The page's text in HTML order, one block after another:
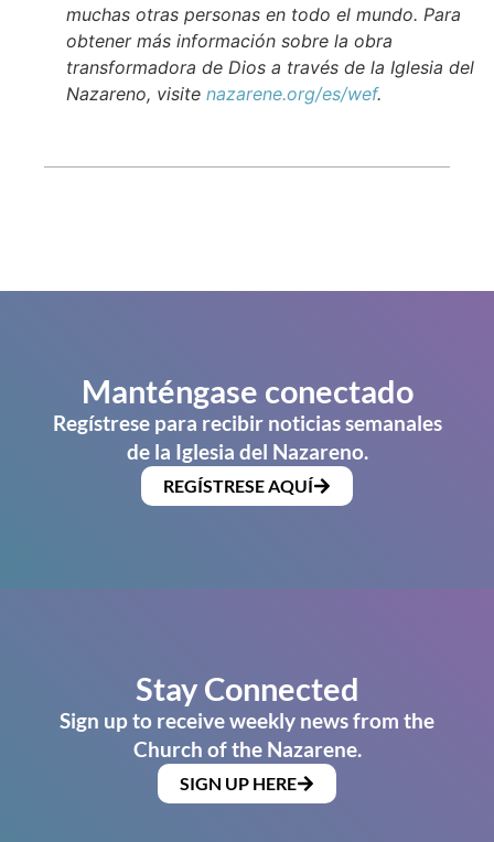
muchas otras personas en todo el mundo. Para
obtener más información sobre la obra
transformadora de Dios a través de la Iglesia del
Nazareno, visite nazarene.org/es/wef.
Manténgase conectado
Regístrese para recibir noticias semanales
de la Iglesia del Nazareno.
REGÍSTRESE AQUÍ
Stay Connected
Sign up to receive weekly news from the
Church of the Nazarene.
SIGN UP HERE